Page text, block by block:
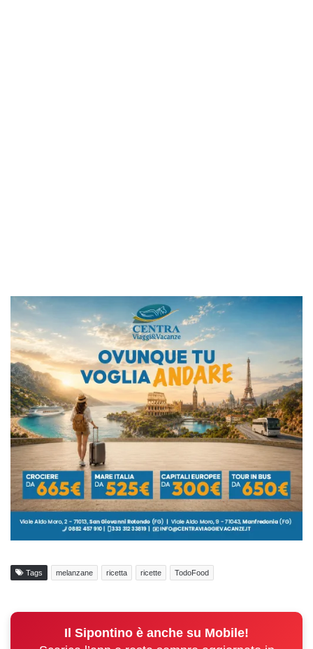
Tags melanzane ricetta ricette TodoFood
Il Sipontino è anche su Mobile!